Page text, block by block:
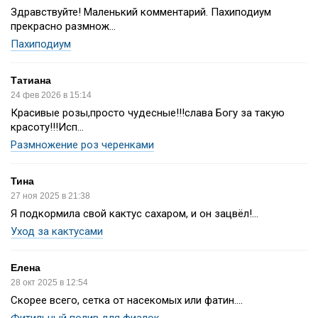
Здравствуйте! Маленький комментарий. Пахиподиум
прекрасно размнож...
Пахиподиум
Татиана
24 фев 2026 в 15:14
Красивые розы,просто чудесные!!!слава Богу за такую
красоту!!!Исп...
Размножение роз черенками
Тина
27 ноя 2025 в 21:38
Я подкормила свой кактус сахаром, и он зацвёл!...
Уход за кактусами
Елена
28 окт 2025 в 12:54
Скорее всего, сетка от насекомых или фатин....